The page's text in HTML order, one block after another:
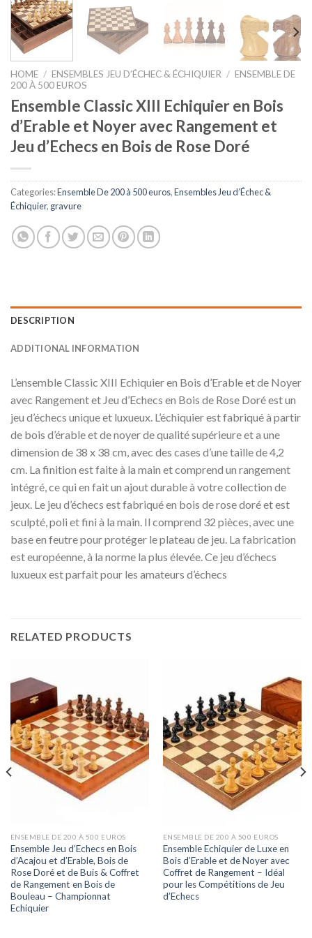
HOME / ENSEMBLES JEU D’ÉCHEC & ÉCHIQUIER / ENSEMBLE DE
200 À 500 EUROS
Ensemble Classic XIII Echiquier en Bois
d’Erable et Noyer avec Rangement et
Jeu d’Echecs en Bois de Rose Doré
Categories:Ensemble De 200 à 500 euros,Ensembles Jeu d’Échec &
Échiquier, gravure
DESCRIPTION
ADDITIONAL INFORMATION
L’ensemble Classic XIII Echiquier en Bois d’Erable et de Noyer
avec Rangement et Jeu d’Echecs en Bois de Rose Doré est un
jeu d’échecs unique et luxueux. L’échiquier est fabriqué à partir
de bois d’érable et de noyer de qualité supérieure et a une
dimension de 38 x 38 cm, avec des cases d’une taille de 4,2
cm. La finition est faite à la main et comprend un rangement
intégré, ce qui en fait un ajout durable à votre collection de
jeux. Le jeu d’échecs est fabriqué en bois de rose doré et est
sculpté, poli et fini à la main. Il comprend 32 pièces, avec une
base en feutre pour protéger le plateau de jeu. La fabrication
est européenne, à la norme la plus élevée. Ce jeu d’échecs
luxueux est parfait pour les amateurs d’échecs
RELATED PRODUCTS
ENSEMBLE DE 200 À 500 EUROS
Ensemble Jeu d’Echecs en Bois
d’Acajou et d’Erable, Bois de
Rose Doré et de Buis & Coffret
de Rangement en Bois de
Bouleau – Championnat
Echiquier
ENSEMBLE DE 200 À 500 EUROS
Ensemble Echiquier de Luxe en
Bois d’Erable et de Noyer avec
Coffret de Rangement – Idéal
pour les Compétitions de Jeu
d’Echecs